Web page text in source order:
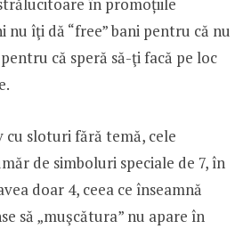
nu îţi dă “free” bani pentru că nu
că speră să-ţi facă pe loc
sloturi fără temă, cele
de simboluri speciale de 7, în
doar 4, ceea ce înseamnă
să „muşcătura” nu apare în